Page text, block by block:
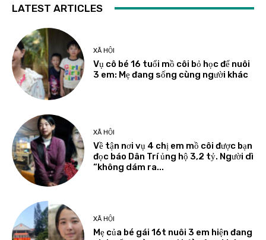
LATEST ARTICLES
XÃ HỘI
Vụ cô bé 16 tuổi mồ côi bỏ học để nuôi
3 em: Mẹ đang sống cùng người khác
XÃ HỘI
Về tận nơi vụ 4 chị em mồ côi được bạn
đọc báo Dân Trí ủng hộ 3,2 tỷ. Người dì
“không dám ra...
XÃ HỘI
Mẹ của bé gái 16t nuôi 3 em hiện đang